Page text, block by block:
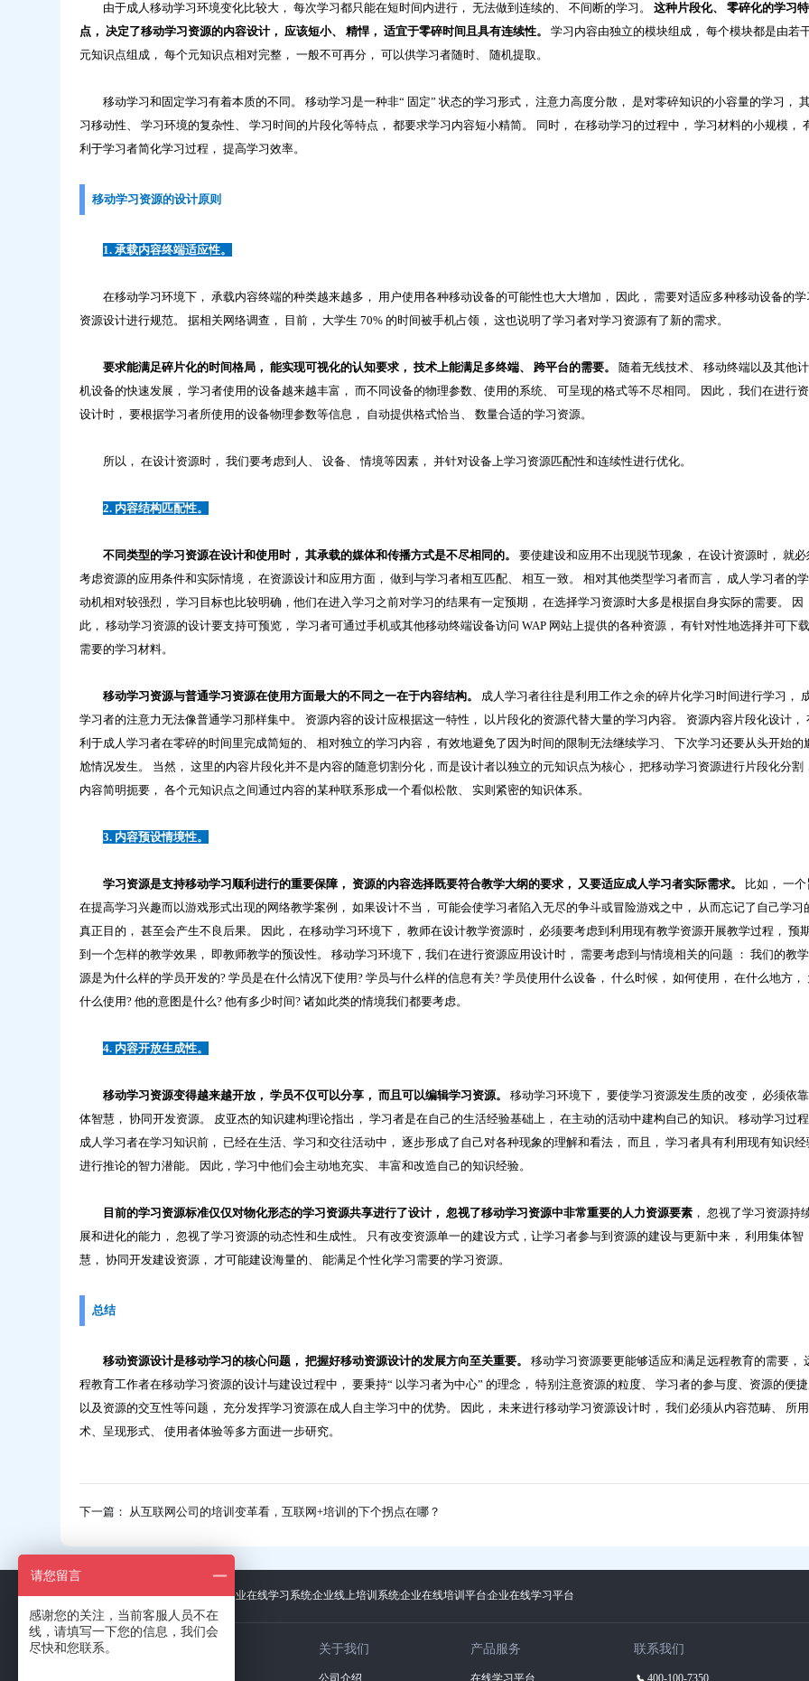
由于成人移动学习环境变化比较大， 每次学习都只能在短时间内进行， 无法做到连续的、 不间断的学习。 这种片段化、 零碎化的学习特
点， 决定了移动学习资源的内容设计， 应该短小、 精悍， 适宜于零碎时间且具有连续性。
学习内容由独立的模块组成， 每个模块都是由若
元知识点组成， 每个元知识点相对完整， 一般不可再分， 可以供学习者随时、 随机提取。
移动学习和固定学习有着本质的不同。 移动学习是一种非“ 固定” 状态的学习形式， 注意力高度分散， 是对零碎知识的小容量的学习，
习移动性、 学习环境的复杂性、 学习时间的片段化等特点， 都要求学习内容短小精简。 同时， 在移动学习的过程中， 学习材料的小规模，
利于学习者简化学习过程， 提高学习效率。
移动学习资源的设计原则
1. 承载内容终端适应性。
在移动学习环境下， 承载内容终端的种类越来越多， 用户使用各种移动设备的可能性也大大增加， 因此， 需要对适应多种移动设备的学
资源设计进行规范。 据相关网络调查， 目前， 大学生 70% 的时间被手机占领， 这也说明了学习者对学习资源有了新的需求。
要求能满足碎片化的时间格局， 能实现可视化的认知要求， 技术上能满足多终端、 跨平台的需要。
随着无线技术、 移动终端以及其他
机设备的快速发展， 学习者使用的设备越来越丰富， 而不同设备的物理参数、使用的系统、 可呈现的格式等不尽相同。 因此， 我们在进行
设计时， 要根据学习者所使用的设备物理参数等信息， 自动提供格式恰当、 数量合适的学习资源。
所以， 在设计资源时， 我们要考虑到人、 设备、 情境等因素， 并针对设备上学习资源匹配性和连续性进行优化。
2. 内容结构匹配性。
不同类型的学习资源在设计和使用时， 其承载的媒体和传播方式是不尽相同的。
要使建设和应用不出现脱节现象， 在设计资源时， 就必
考虑资源的应用条件和实际情境， 在资源设计和应用方面， 做到与学习者相互匹配、 相互一致。 相对其他类型学习者而言， 成人学习者的
动机相对较强烈， 学习目标也比较明确，他们在进入学习之前对学习的结果有一定预期， 在选择学习资源时大多是根据自身实际的需要。 因
此， 移动学习资源的设计要支持可预览， 学习者可通过手机或其他移动终端设备访问 WAP 网站上提供的各种资源， 有针对性地选择并可下
需要的学习材料。
移动学习资源与普通学习资源在使用方面最大的不同之一在于内容结构。 成人学习者往往是利用工作之余的碎片化学习时间进行学习，
学习者的注意力无法像普通学习那样集中。 资源内容的设计应根据这一特性， 以片段化的资源代替大量的学习内容。 资源内容片段化设计，
利于成人学习者在零碎的时间里完成简短的、 相对独立的学习内容， 有效地避免了因为时间的限制无法继续学习、 下次学习还要从头开始的
尬情况发生。 当然， 这里的内容片段化并不是内容的随意切割分化，而是设计者以独立的元知识点为核心， 把移动学习资源进行片段化分割
内容简明扼要， 各个元知识点之间通过内容的某种联系形成一个看似松散、 实则紧密的知识体系。
3. 内容预设情境性。
学习资源是支持移动学习顺利进行的重要保障， 资源的内容选择既要符合教学大纲的要求， 又要适应成人学习者实际需求。
比如， 一个
在提高学习兴趣而以游戏形式出现的网络教学案例， 如果设计不当， 可能会使学习者陷入无尽的争斗或冒险游戏之中， 从而忘记了自己学习
真正目的， 甚至会产生不良后果。 因此， 在移动学习环境下， 教师在设计教学资源时， 必须要考虑到利用现有教学资源开展教学过程， 预
到一个怎样的教学效果， 即教师教学的预设性。 移动学习环境下，我们在进行资源应用设计时， 需要考虑到与情境相关的问题 ： 我们的教
源是为什么样的学员开发的? 学员是在什么情况下使用? 学员与什么样的信息有关? 学员使用什么设备， 什么时候， 如何使用， 在什么地方，
什么使用? 他的意图是什么? 他有多少时间? 诸如此类的情境我们都要考虑。
4. 内容开放生成性。
移动学习资源变得越来越开放， 学员不仅可以分享， 而且可以编辑学习资源。 移动学习环境下， 要使学习资源发生质的改变， 必须依
体智慧， 协同开发资源。 皮亚杰的知识建构理论指出， 学习者是在自己的生活经验基础上， 在主动的活动中建构自己的知识。 移动学习过
成人学习者在学习知识前， 已经在生活、学习和交往活动中， 逐步形成了自己对各种现象的理解和看法， 而且， 学习者具有利用现有知识经
进行推论的智力潜能。 因此，学习中他们会主动地充实、 丰富和改造自己的知识经验。
目前的学习资源标准仅仅对物化形态的学习资源共享进行了设计， 忽视了移动学习资源中非常重要的人力资源要素， 忽视了学习资源持
展和进化的能力， 忽视了学习资源的动态性和生成性。 只有改变资源单一的建设方式，让学习者参与到资源的建设与更新中来， 利用集体智
慧， 协同开发建设资源， 才可能建设海量的、 能满足个性化学习需要的学习资源。
总结
移动资源设计是移动学习的核心问题， 把握好移动资源设计的发展方向至关重要。
移动学习资源要更能够适应和满足远程教育的需要，
程教育工作者在移动学习资源的设计与建设过程中， 要秉持“ 以学习者为中心” 的理念， 特别注意资源的粒度、 学习者的参与度、资源的便
以及资源的交互性等问题， 充分发挥学习资源在成人自主学习中的优势。 因此， 未来进行移动学习资源设计时， 我们必须从内容范畴、 所
术、呈现形式、 使用者体验等多方面进一步研究。
下一篇： 从互联网公司的培训变革看，互联网+培训的下个拐点在哪？
友情链接：广东招标网上海礼品展企业在线学习系统企业线上培训系统企业在线培训平台企业在线学习平台
关于我们
公司介绍
产品服务
在线学习平台
联系我们
400-100-7350
请您留言
感谢您的关注，当前客服人员不在
线，请填写一下您的信息，我们会
尽快和您联系。